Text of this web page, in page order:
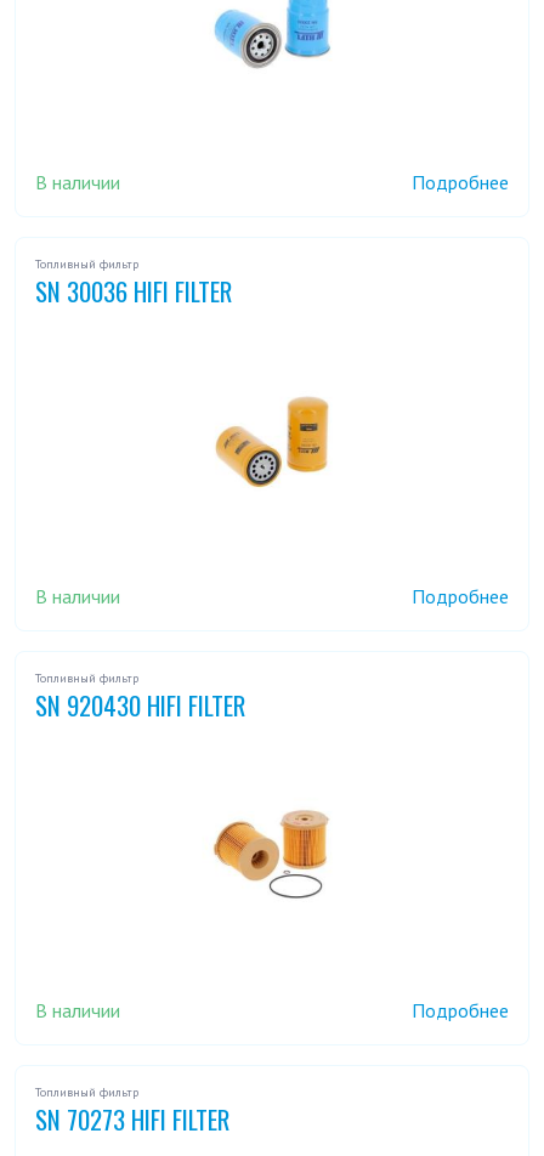
В наличии Подробнее
Топливный фильтр
SN 30036 HIFI FILTER
В наличии Подробнее
Топливный фильтр
SN 920430 HIFI FILTER
В наличии Подробнее
Топливный фильтр
SN 70273 HIFI FILTER